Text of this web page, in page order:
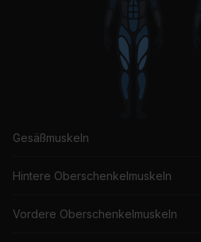
Gesäßmuskeln
Hintere Oberschenkelmuskeln
Vordere Oberschenkelmuskeln